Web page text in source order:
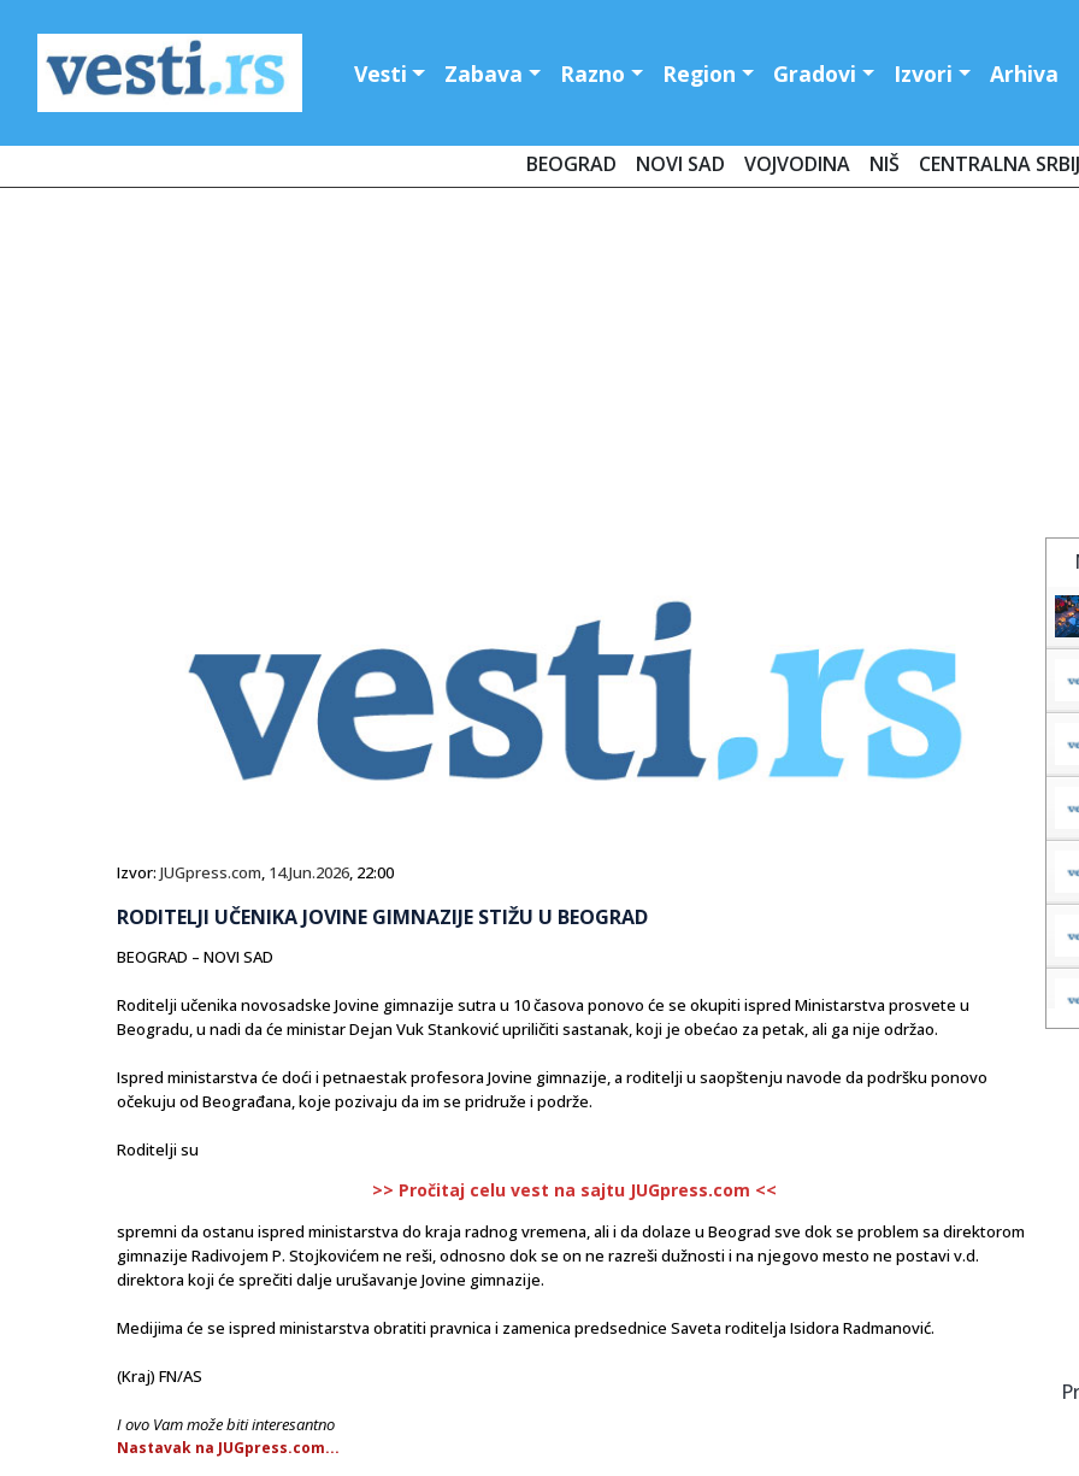
Vesti Zabava Razno Region Gradovi Izvori Arhiva
BEOGRAD NOVI SAD VOJVODINA NIŠ CENTRALNA
Izvor: JUGpress.com, 14.Jun.2026, 22:00
RODITELJI UČENIKA JOVINE GIMNAZIJE STIŽU U BEOGRAD
BEOGRAD – NOVI SAD
Roditelji učenika novosadske Jovine gimnazije sutra u 10 časova ponovo će se okupiti ispred Ministarstva prosvete u
Beogradu, u nadi da će ministar Dejan Vuk Stanković upriličiti sastanak, koji je obećao za petak, ali ga nije održao.
Ispred ministarstva će doći i petnaestak profesora Jovine gimnazije, a roditelji u saopštenju navode da podršku ponovo
očekuju od Beograđana, koje pozivaju da im se pridruže i podrže.
Roditelji su
>> Pročitaj celu vest na sajtu JUGpress.com <<
spremni da ostanu ispred ministarstva do kraja radnog vremena, ali i da dolaze u Beograd sve dok se problem sa direktorom
gimnazije Radivojem P. Stojkovićem ne reši, odnosno dok se on ne razreši dužnosti i na njegovo mesto ne postavi v.d.
direktora koji će sprečiti dalje urušavanje Jovine gimnazije.
Medijima će se ispred ministarstva obratiti pravnica i zamenica predsednice Saveta roditelja Isidora Radmanović.
(Kraj) FN/AS
I ovo Vam može biti interesantno
Nastavak na JUGpress.com...